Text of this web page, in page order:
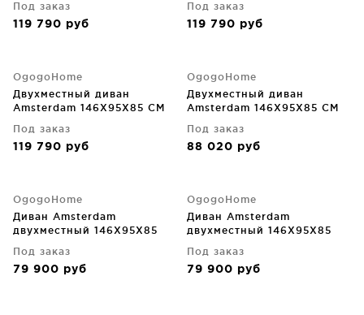
Под заказ
119 790 руб
Под заказ
119 790 руб
OgogoHome
Двухместный диван
Amsterdam 146X95X85 CM
Под заказ
119 790 руб
OgogoHome
Двухместный диван
Amsterdam 146X95X85 CM
Под заказ
88 020 руб
OgogoHome
Диван Amsterdam
двухместный 146X95X85
Под заказ
79 900 руб
OgogoHome
Диван Amsterdam
двухместный 146X95X85
Под заказ
79 900 руб